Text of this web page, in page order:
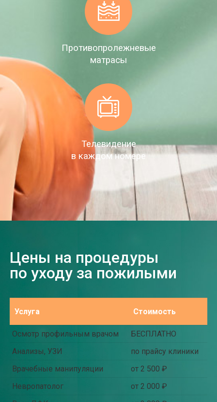
Противопролежневые
матрасы
Телевидение
в каждом номере
Цены на процедуры
по уходу за пожилыми
Услуга Стоимость
Осмотр профильным врачом
БЕСПЛАТНО
Анализы, УЗИ
по прайсу клиники
Врачебные манипуляции
от 2 500 ₽
Невропатолог
от 2 000 ₽